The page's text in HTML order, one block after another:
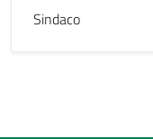
Sindaco